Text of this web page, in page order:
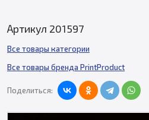
Артикул 201597
Все товары категории
Все товары бренда PrintProduct
Поделиться: